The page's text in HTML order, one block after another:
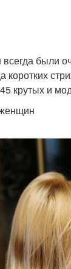
были
крутых и